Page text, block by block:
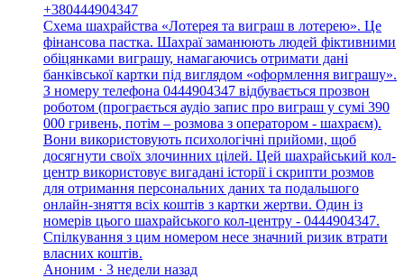
+380444904347
Схема шахрайства «Лотерея та виграш в лотерею». Це
фінансова пастка. Шахраї заманюють людей фіктивними
обіцянками виграшу, намагаючись отримати дані
банківської картки під виглядом «оформлення виграшу».
З номеру телефона 0444904347 відбувається прозвон
роботом (програється аудіо запис про виграш у сумі 390
000 гривень, потім – розмова з оператором - шахраєм).
Вони використовують психологічні прийоми, щоб
досягнути своїх злочинних цілей. Цей шахрайський кол-
центр використовує вигадані історії і скрипти розмов
для отримання персональних даних та подальшого
онлайн-зняття всіх коштів з картки жертви. Один із
номерів цього шахрайського кол-центру - 0444904347.
Спілкування з цим номером несе значний ризик втрати
власних коштів.
Аноним · 3 недели назад